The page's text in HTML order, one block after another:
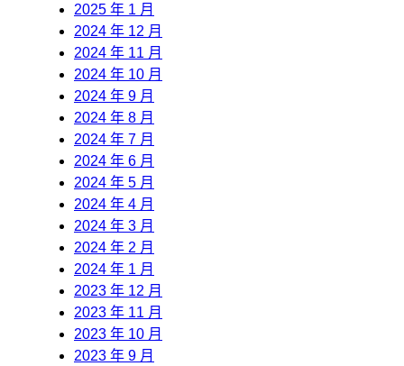
2025 年 1 月
2024 年 12 月
2024 年 11 月
2024 年 10 月
2024 年 9 月
2024 年 8 月
2024 年 7 月
2024 年 6 月
2024 年 5 月
2024 年 4 月
2024 年 3 月
2024 年 2 月
2024 年 1 月
2023 年 12 月
2023 年 11 月
2023 年 10 月
2023 年 9 月